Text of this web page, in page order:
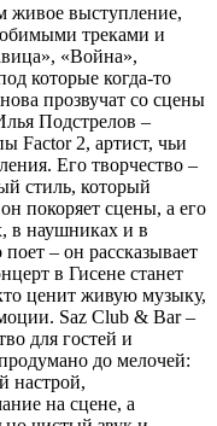
живое выступление,
треками и
«Война»,
которые когда-то
прозвучат со сцены
Подстрелов –
Factor 2, артист, чьи
Его творчество –
стиль, который
покоряет сцены, а его
в наушниках и в
– он рассказывает
в Гисене станет
ценит живую музыку,
Saz Club & Bar –
для гостей и
до мелочей:
настрой,
на сцене, а